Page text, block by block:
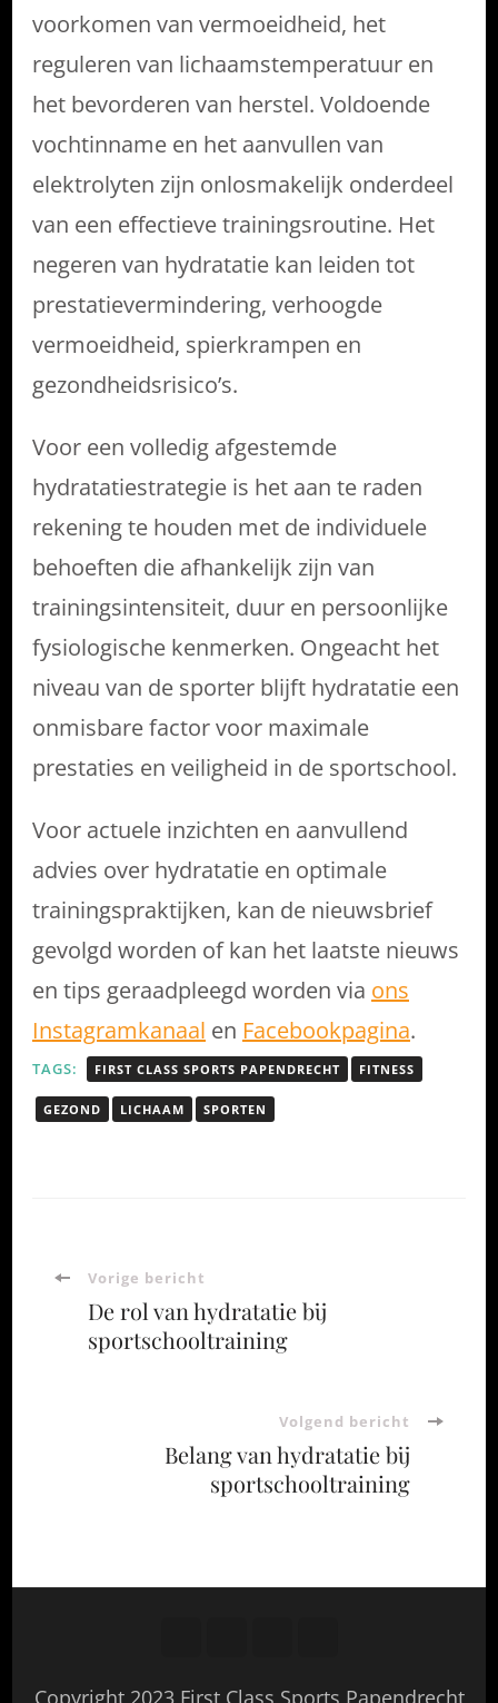
voorkomen van vermoeidheid, het
reguleren van lichaamstemperatuur en
het bevorderen van herstel. Voldoende
vochtinname en het aanvullen van
elektrolyten zijn onlosmakelijk onderdeel
van een effectieve trainingsroutine. Het
negeren van hydratatie kan leiden tot
prestatievermindering, verhoogde
vermoeidheid, spierkrampen en
gezondheidsrisico’s.
Voor een volledig afgestemde
hydratatiestrategie is het aan te raden
rekening te houden met de individuele
behoeften die afhankelijk zijn van
trainingsintensiteit, duur en persoonlijke
fysiologische kenmerken. Ongeacht het
niveau van de sporter blijft hydratatie een
onmisbare factor voor maximale
prestaties en veiligheid in de sportschool.
Voor actuele inzichten en aanvullend
advies over hydratatie en optimale
trainingspraktijken, kan de nieuwsbrief
gevolgd worden of kan het laatste nieuws
en tips geraadpleegd worden via ons
Instagramkanaal en Facebookpagina.
TAGS: FIRST CLASS SPORTS PAPENDRECHT FITNESS
GEZOND LICHAAM SPORTEN
Bericht
navigatie
Vorige bericht
De rol van hydratatie bij
sportschooltraining
Volgend bericht
Belang van hydratatie bij
sportschooltraining